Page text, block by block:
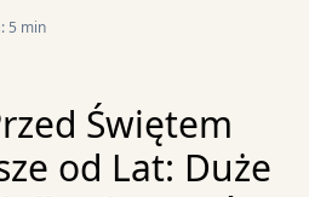
5 min
Świętem
od Lat: Duże